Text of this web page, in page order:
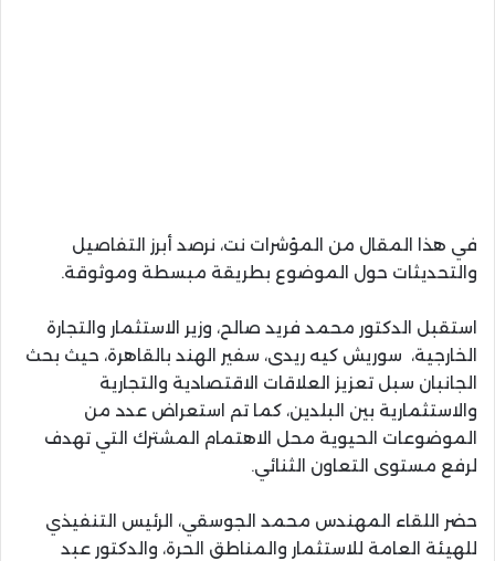
في هذا المقال من المؤشرات نت، نرصد أبرز التفاصيل
والتحديثات حول الموضوع بطريقة مبسطة وموثوقة.
​استقبل الدكتور محمد فريد صالح، وزير الاستثمار والتجارة
الخارجية، سوريش كيه ريدى، سفير الهند بالقاهرة، حيث بحث
الجانبان سبل تعزيز العلاقات الاقتصادية والتجارية
والاستثمارية بين البلدين، كما تم استعراض عدد من
الموضوعات الحيوية محل الاهتمام المشترك التي تهدف
لرفع مستوى التعاون الثنائي.
​حضر اللقاء المهندس محمد الجوسقي، الرئيس التنفيذي
للهيئة العامة للاستثمار والمناطق الحرة، والدكتور عبد